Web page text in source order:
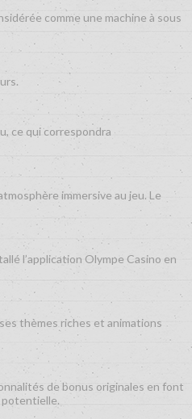
comme une machine à sous
ce qui correspondra
immersive au jeu. Le
l’application Olympe Casino en
thèmes riches et animations
de bonus originales en font
potentielle.